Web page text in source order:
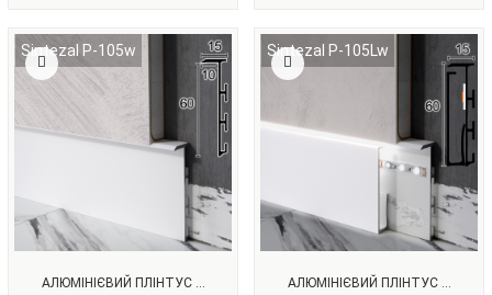
Sintezal P-105w
АЛЮМІНІЄВИЙ ПЛІНТУС ...
Sintezal P-105Lw
АЛЮМІНІЄВИЙ ПЛІНТУС ...